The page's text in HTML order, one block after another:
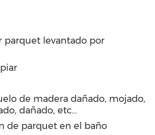
parquet levantado por
de madera dañado, mojado,
dañado, etc…
de parquet en el baño